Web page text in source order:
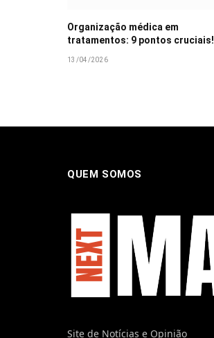
Organização médica em
tratamentos: 9 pontos cruciais!
13/04/2026
QUEM SOMOS
Site de Notícias e Opinião